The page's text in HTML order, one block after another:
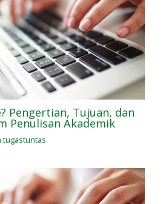
Pengertian, Tujuan, dan
Penulisan Akademik